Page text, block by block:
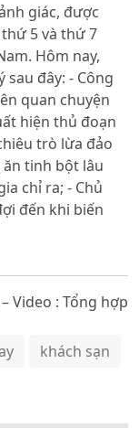
giác, được
5 và thứ 7
Hôm nay,
đây: - Công
quan chuyện
hiện thủ đoạn
trò lừa đảo
tinh bột lâu
chỉ ra; - Chủ
đến khi biến
Video : Tổng hợp
khách sạn